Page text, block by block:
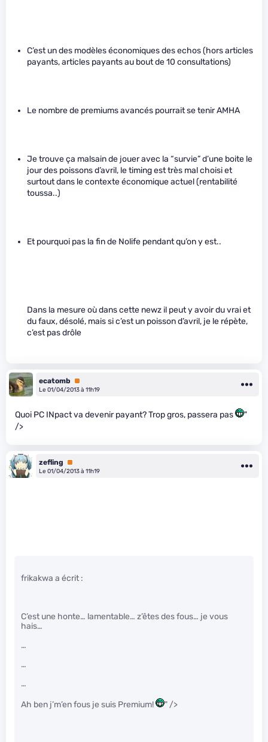
C’est un des modèles économiques des echos (hors articles
payants, articles payants au bout de 10 consultations)
Le nombre de premiums avancés pourrait se tenir AMHA
Je trouve ça malsain de jouer avec la “survie” d’une boite le
jour des poissons d’avril, le timing est très mal choisi et
surtout dans le contexte économique actuel (rentabilité
toussa..)
Et pourquoi pas la fin de Nolife pendant qu’on y est..
Dans la mesure où dans cette newz il peut y avoir du vrai et
du faux, désolé, mais si c’est un poisson d’avril, je le répète,
c’est pas drôle
ecatomb
Premium
Le 01/04/2013 à 11h19
Quoi PC INpact va devenir payant? Trop gros, passera pas
"
/>
zefling
Premium
Le 01/04/2013 à 11h19
frikakwa a écrit :
C’est une honte… lamentable… z’êtes des fous… je vous
hais…
…
…
…
Ah ben j’m’en fous je suis Premium! " />